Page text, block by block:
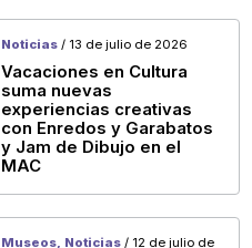
Noticias / 13 de julio de 2026
Vacaciones en Cultura
suma nuevas
experiencias creativas
con Enredos y Garabatos
y Jam de Dibujo en el
MAC
Museos, Noticias / 12 de julio de